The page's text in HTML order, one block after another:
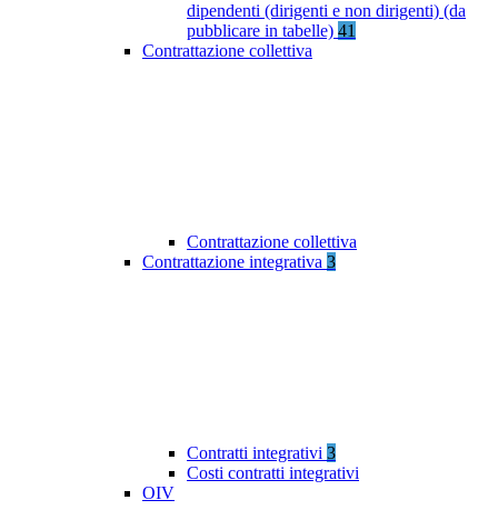
dipendenti (dirigenti e non dirigenti) (da
pubblicare in tabelle) 41
Contrattazione collettiva
Contrattazione collettiva
Contrattazione integrativa 3
Contratti integrativi 3
Costi contratti integrativi
OIV